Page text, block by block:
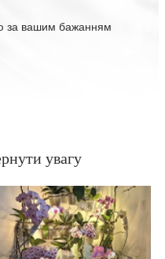
за вашим бажанням
увагу